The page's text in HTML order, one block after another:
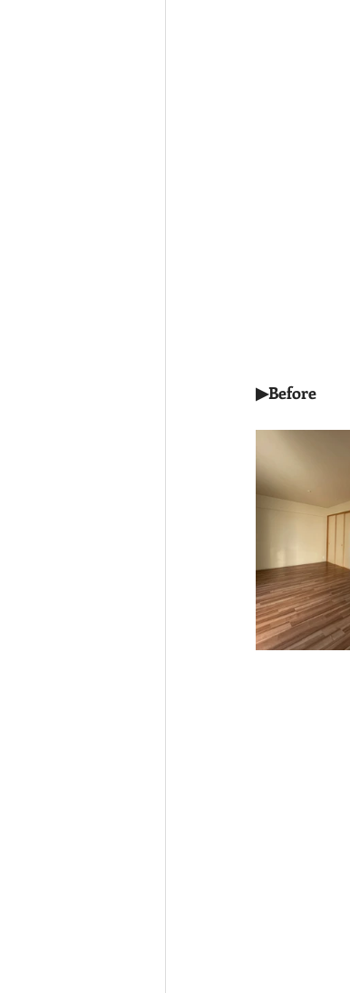
▶Before